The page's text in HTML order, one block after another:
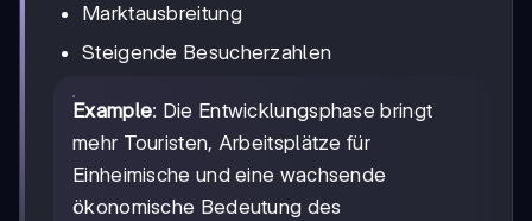
Marktausbreitung
Steigende Besucherzahlen
Example: Die Entwicklungsphase bringt
mehr Touristen, Arbeitsplätze für
Einheimische und eine wachsende
ökonomische Bedeutung des